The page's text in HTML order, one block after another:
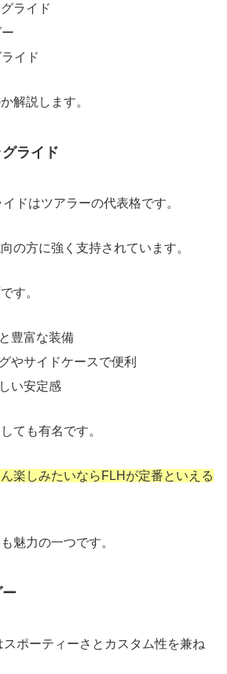
ライド
イド
解説します。
ライド
ドはツアラーの代表格です。
の方に強く支持されています。
す。
豊富な装備
やサイドケースで便利
い安定感
ても有名です。
楽しみたいならFLHが定番といえる
魅力の一つです。
ポーティーさとカスタム性を兼ね